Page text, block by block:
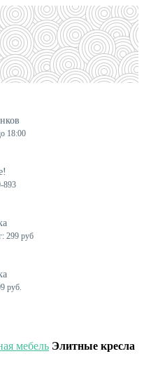
18:00
893
299 руб
руб.
мебель Элитные кресла